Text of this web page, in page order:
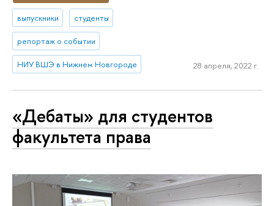
выпускники студенты
репортаж о событии
НИУ ВШЭ в Нижнем Новгороде 28 апреля, 2022 г.
«Дебаты» для студентов
факультета права